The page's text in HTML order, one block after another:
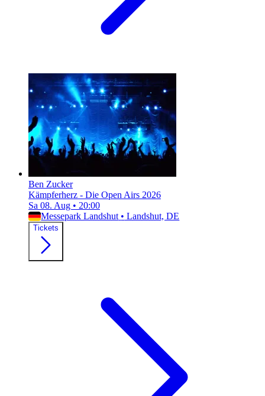
Ben Zucker
Kämpferherz - Die Open Airs 2026
Sa 08. Aug • 20:00
Messepark Landshut • Landshut, DE
Tickets